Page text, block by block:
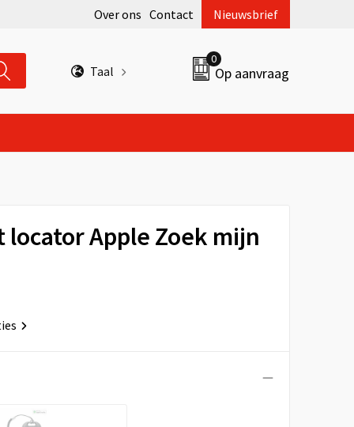
Over ons Contact Nieuwsbrief
Taal
0
Op aanvraag
locator Apple Zoek mijn